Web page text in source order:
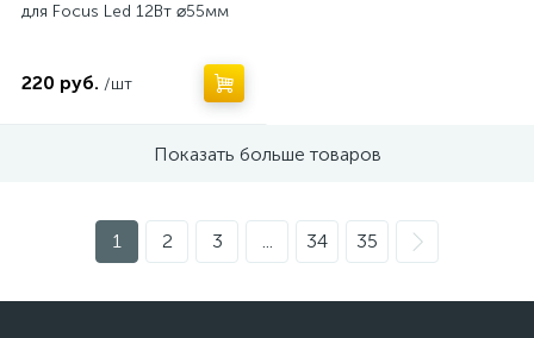
для Focus Led 12Вт ⌀55мм
220 руб. /шт
Показать больше товаров
1 2 3 ... 34 35